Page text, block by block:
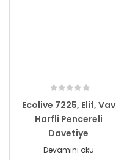
Ecolive 7225, Elif, Vav
Harfli Pencereli
Davetiye
Devamını oku